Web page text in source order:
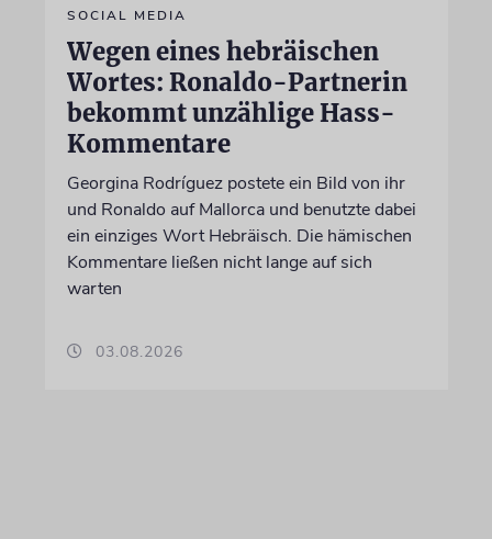
SOCIAL MEDIA
Wegen eines hebräischen
Wortes: Ronaldo-Partnerin
bekommt unzählige Hass-
Kommentare
Georgina Rodríguez postete ein Bild von ihr
und Ronaldo auf Mallorca und benutzte dabei
ein einziges Wort Hebräisch. Die hämischen
Kommentare ließen nicht lange auf sich
warten
03.08.2026